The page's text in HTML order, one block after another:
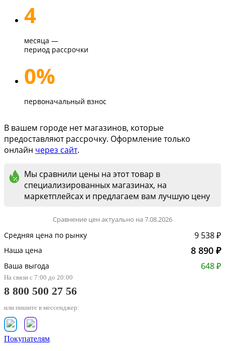
4
месяца —
период рассрочки
0%
первоначальный взнос
В вашем городе нет магазинов, которые
предоставляют рассрочку. Оформление только
онлайн через сайт.
Мы сравнили цены на этот товар в
специализированных магазинах, на
маркетплейсах и предлагаем вам лучшую цену
Сравнение цен актуально на 7.08.2026
Средняя цена по рынку 9 538 ₽
Наша цена 8 890 ₽
Ваша выгода 648 ₽
На связи с 7:00 до 20:00
8 800 500 27 56
или пишите в мессенджер:
Покупателям